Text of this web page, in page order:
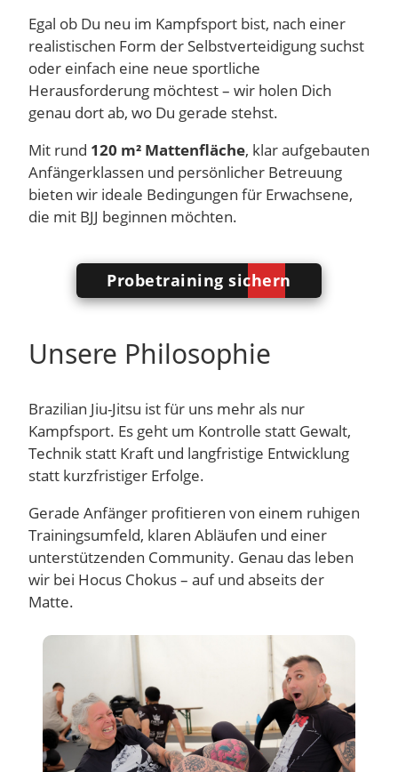
Egal ob Du neu im Kampfsport bist, nach einer
realistischen Form der Selbstverteidigung suchst
oder einfach eine neue sportliche
Herausforderung möchtest – wir holen Dich
genau dort ab, wo Du gerade stehst.
Mit rund 120 m² Mattenfläche, klar aufgebauten
Anfängerklassen und persönlicher Betreuung
bieten wir ideale Bedingungen für Erwachsene,
die mit BJJ beginnen möchten.
Probetraining sichern
Unsere Philosophie
Brazilian Jiu-Jitsu ist für uns mehr als nur
Kampfsport. Es geht um Kontrolle statt Gewalt,
Technik statt Kraft und langfristige Entwicklung
statt kurzfristiger Erfolge.
Gerade Anfänger profitieren von einem ruhigen
Trainingsumfeld, klaren Abläufen und einer
unterstützenden Community. Genau das leben
wir bei Hocus Chokus – auf und abseits der
Matte.